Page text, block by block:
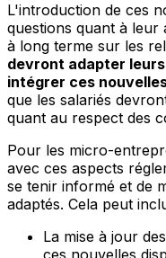
L'introduction de ces
questions quant à leur
à long terme sur les
devront adapter
intégrer ces
que les salariés
quant au respect des
Pour les micro-
avec ces aspects
se tenir informé et de
adaptés. Cela peut
La mise à jour